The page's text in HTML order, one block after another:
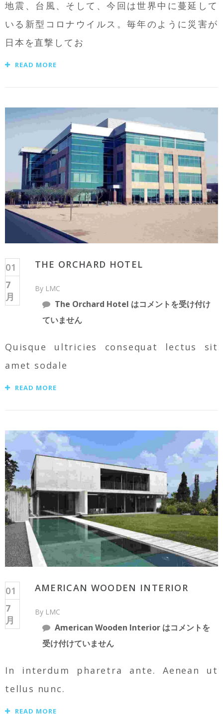
地震、台風、そして、今回は世界中に蔓延して
いる新型コロナウイルス。毎年のように災害が
日本を直撃してお
READ MORE
01
7
月
THE ORCHARD HOTEL
By LMC
The Orchard Hotel はコメントを受け付け
ていません
Quisque ultricies consequat lectus sit
amet sodale
READ MORE
01
7
月
AMERICAN WOODEN INTERIOR
By LMC
American Wooden Interior はコメントを
受け付けていません
In interdum pharetra ante. Aenean ut
tellus nunc.
READ MORE